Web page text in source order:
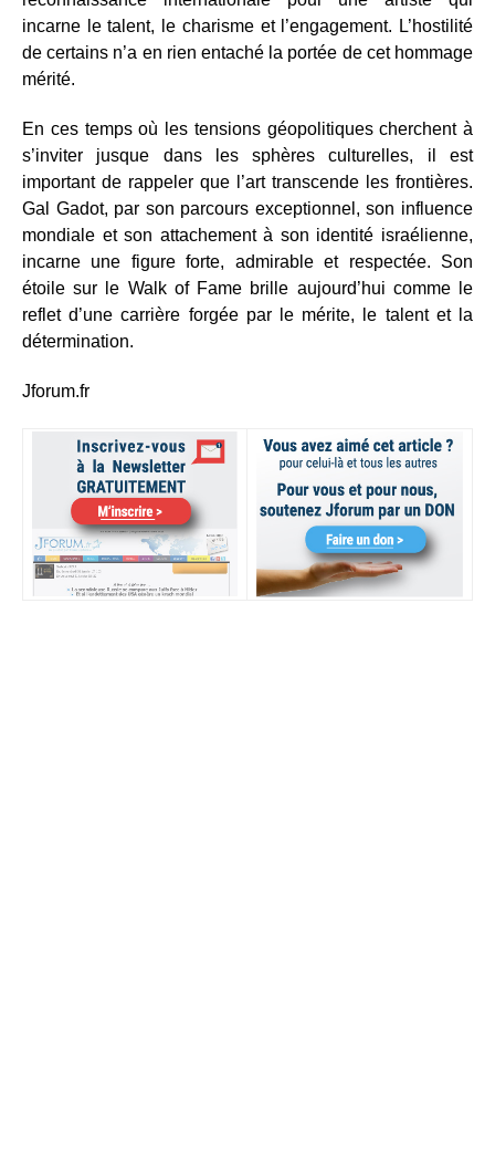
incarne le talent, le charisme et l’engagement. L’hostilité
de certains n’a en rien entaché la portée de cet hommage
mérité.
En ces temps où les tensions géopolitiques cherchent à
s’inviter jusque dans les sphères culturelles, il est
important de rappeler que l’art transcende les frontières.
Gal Gadot, par son parcours exceptionnel, son influence
mondiale et son attachement à son identité israélienne,
incarne une figure forte, admirable et respectée. Son
étoile sur le Walk of Fame brille aujourd’hui comme le
reflet d’une carrière forgée par le mérite, le talent et la
détermination.
Jforum.fr